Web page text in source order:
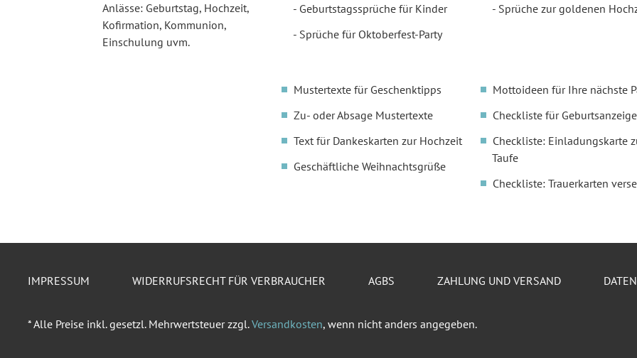
Anlässe: Geburtstag, Hochzeit,
Kofirmation, Kommunion,
Einschulung uvm.
Geburtstagssprüche für Kinder
Sprüche für Oktoberfest-Party
Sprüche zur goldenen
Mustertexte für Geschenktipps
Zu- oder Absage Mustertexte
Text für Dankeskarten zur Hochzeit
Geschäftliche Weihnachtsgrüße
Mottoideen für Ihre nächste
Checkliste für Geburtsanzeige
Checkliste: Einladungskarte
Taufe
Checkliste: Trauerkarten
IMPRESSUM WIDERRUFSRECHT FÜR VERBRAUCHER AGBS ZAHLUNG UND VERSAND
* Alle Preise inkl. gesetzl. Mehrwertsteuer zzgl.Versandkosten, wenn nicht anders angegeben.